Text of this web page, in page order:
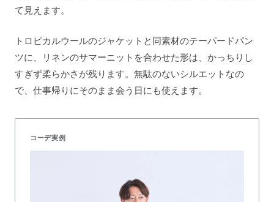
て見えます。
トロピカルウールのジャケットと同素材のテーパードパン
ツに、リネンのサマーニットを合わせた形は、かっちりし
すぎず柔らかさが残ります。無駄のないシルエットなの
で、仕事帰りにそのまま会う日にも使えます。
コーデ実例